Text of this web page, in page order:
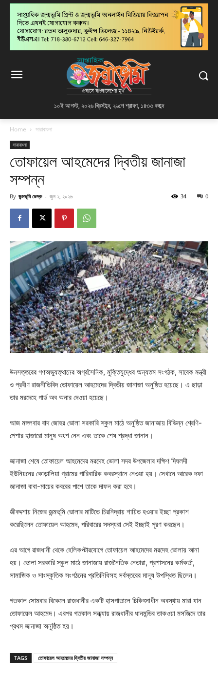
১০ই আগস্ট, ২০২৬ খ্রিস্টাব্দ, ২৬শে শ্রাবণ, ১৪৩৩ বঙ্গাব্দ
Home সারাবাংলা
সারাবাংলা
তোফায়েল আহমেদের দ্বিতীয় জানাজা
সম্পন্ন
By জন্মভূমি ডেস্ক - জুন ২, ২০২৬ 0
34
উনসত্তরের গণঅভ্যুত্থানের অগ্রসৈনিক, মুক্তিযুদ্ধের অন্যতম সংগঠক, সাবেক মন্ত্রী
ও প্রবীণ রাজনীতিবিদ তোফায়েল আহমেদের দ্বিতীয় জানাজা অনুষ্ঠিত হয়েছে। এ ছাড়া
তার মরদেহে গার্ড অব অনার দেওয়া হয়েছে।
আজ মঙ্গলবার বাদ জোহর ভোলা সরকারি স্কুল মাঠে অনুষ্ঠিত জানাজায় বিভিন্ন শ্রেণি-
পেশার হাজারো মানুষ অংশ নেন এবং তাকে শেষ শ্রদ্ধা জানান।
জানাজা শেষে তোফায়েল আহমেদের মরদেহ ভোলা সদর উপজেলার দক্ষিণ দিঘলদী
ইউনিয়নের কোড়ালিয়া গ্রামের পারিবারিক কবরস্থানে নেওয়া হয়। সেখানে আরেক দফা
জানাজা বাবা-মায়ের কবরের পাশে তাকে দাফন করা হবে।
জীবদ্দশায় নিজের জন্মভূমি ভোলার মাটিতে চিরনিদ্রায় শায়িত হওয়ার ইচ্ছা প্রকাশ
করেছিলেন তোফায়েল আহমেদ, পরিবারের সদস্যরা সেই ইচ্ছাই পূরণ করছেন।
এর আগে রাজধানী থেকে হেলিকপ্টারযোগে তোফায়েল আহমেদের মরদেহ ভোলায় আনা
হয়। ভোলা সরকারি স্কুল মাঠে জানাজায় রাজনৈতিক নেতারা, প্রশাসনের কর্মকর্তা,
সামাজিক ও সাংস্কৃতিক সংগঠনের প্রতিনিধিসহ সর্বস্তরের মানুষ উপস্থিত ছিলেন।
গতকাল সোমবার বিকেলে রাজধানীর একটি হাসপাতালে চিকিৎসাধীন অবস্থায় মারা যান
তোফায়েল আহমেদ। এরপর গতকাল সন্ধ্যায় রাজধানীর ধানমন্ডির তাকওয়া মসজিদে তার
প্রথম জানাজা অনুষ্ঠিত হয়।
TAGS তোফায়েল আহমেদের দ্বিতীয় জানাজা সম্পন্ন